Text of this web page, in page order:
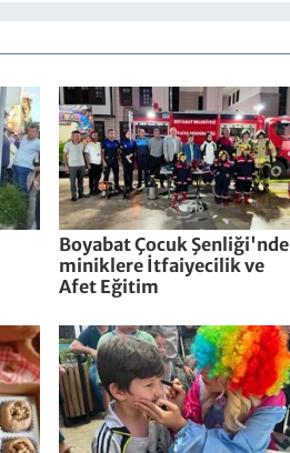
Boyabat Çocuk Şenliği'nde
miniklere İtfaiyecilik ve
Afet Eğitim